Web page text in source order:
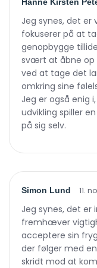
Jeg synes, det er
fokuserer på at
genopbygge
svært at åbne op
ved at tage det
omkring sine
Jeg er også enig
udvikling spiller
på sig selv.
Simon Lund 11.
Jeg synes, det er
fremhæver
acceptere sin
der følger med
skridt mod at